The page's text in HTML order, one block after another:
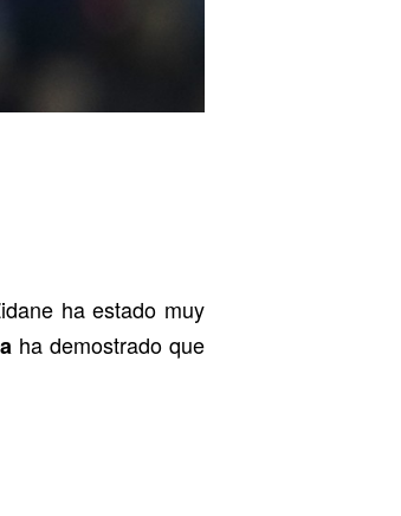
ha estado muy
ha demostrado que